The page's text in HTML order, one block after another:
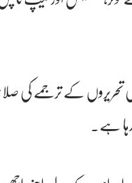
تحریروں کے ترجمے کی
ہے۔